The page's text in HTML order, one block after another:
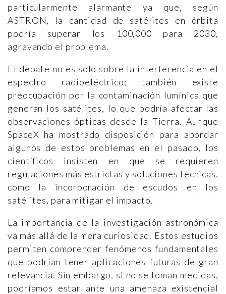
particularmente alarmante ya que, según
ASTRON, la cantidad de satélites en órbita
podría superar los 100,000 para 2030,
agravando el problema.
El debate no es solo sobre la interferencia en el
espectro radioeléctrico; también existe
preocupación por la contaminación lumínica que
generan los satélites, lo que podría afectar las
observaciones ópticas desde la Tierra. Aunque
SpaceX ha mostrado disposición para abordar
algunos de estos problemas en el pasado, los
científicos insisten en que se requieren
regulaciones más estrictas y soluciones técnicas,
como la incorporación de escudos en los
satélites, para mitigar el impacto.
La importancia de la investigación astronómica
va más allá de la mera curiosidad. Estos estudios
permiten comprender fenómenos fundamentales
que podrían tener aplicaciones futuras de gran
relevancia. Sin embargo, si no se toman medidas,
podríamos estar ante una amenaza existencial